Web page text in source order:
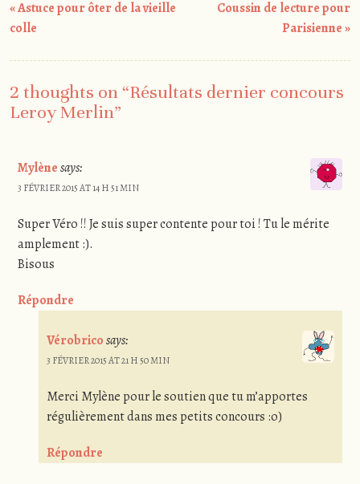
Post
navigation
«Astuce pour ôter de la vieille
colle
Coussin de lecture pour
Parisienne»
2 thoughts on “Résultats dernier concours
Leroy Merlin”
Mylènesays:
3 FÉVRIER 2015 AT 14 H 51 MIN
Super Véro !! Je suis super contente pour toi ! Tu le mérite
amplement :).
Bisous
Répondre
Vérobricosays:
3 FÉVRIER 2015 AT 21 H 50 MIN
Merci Mylène pour le soutien que tu m’apportes
régulièrement dans mes petits concours :o)
Répondre